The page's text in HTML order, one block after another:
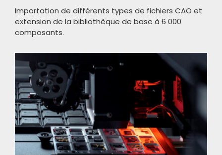
Importation de différents types de fichiers CAO et
extension de la bibliothèque de base à 6 000
composants.